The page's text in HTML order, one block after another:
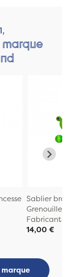
Sablier
Grenouille
Fabricant
14,00 €
marque